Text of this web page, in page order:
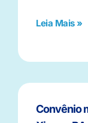
Leia Mais »
Convênio